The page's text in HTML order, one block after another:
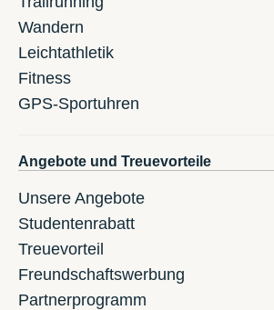
Wandern
Leichtathletik
Fitness
GPS-Sportuhren
Angebote und Treuevorteile
Unsere Angebote
Studentenrabatt
Treuevorteil
Freundschaftswerbung
Partnerprogramm